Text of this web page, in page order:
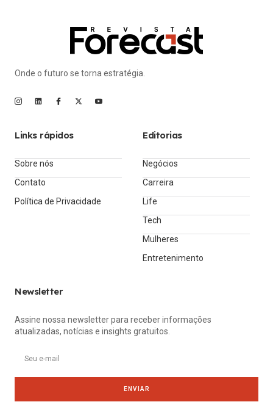
Onde o futuro se torna estratégia.
Links rápidos
Sobre nós
Contato
Política de Privacidade
Editorias
Negócios
Carreira
Life
Tech
Mulheres
Entretenimento
Newsletter
Assine nossa newsletter para receber informações
atualizadas, notícias e insights gratuitos.
ENVIAR